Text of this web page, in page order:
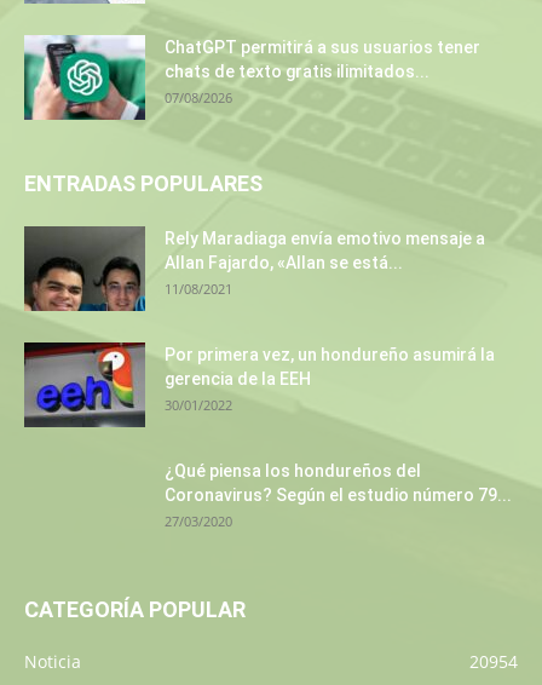
ChatGPT permitirá a sus usuarios tener
chats de texto gratis ilimitados...
07/08/2026
ENTRADAS POPULARES
Rely Maradiaga envía emotivo mensaje a
Allan Fajardo, «Allan se está...
11/08/2021
Por primera vez, un hondureño asumirá la
gerencia de la EEH
30/01/2022
¿Qué piensa los hondureños del
Coronavirus? Según el estudio número 79...
27/03/2020
CATEGORÍA POPULAR
Noticia
20954